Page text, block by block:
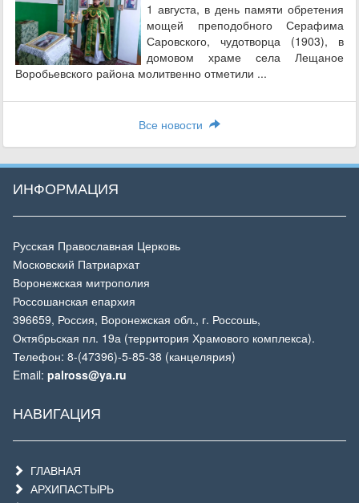
1 августа, в день памяти обретения
мощей преподобного Серафима
Саровского, чудотворца (1903), в
домовом храме села Лещаное
Воробьевского района молитвенно отметили ...
Все новости
ИНФОРМАЦИЯ
Русская Православная Церковь
Московский Патриархат
Воронежская митрополия
Россошанская епархия
396659, Россия, Воронежская обл., г. Россошь,
Октябрьская пл. 19а (территория Храмового комплекса).
Телефон: 8-(47396)-5-85-38 (канцелярия)
Email: palross@ya.ru
НАВИГАЦИЯ
ГЛАВНАЯ
АРХИПАСТЫРЬ